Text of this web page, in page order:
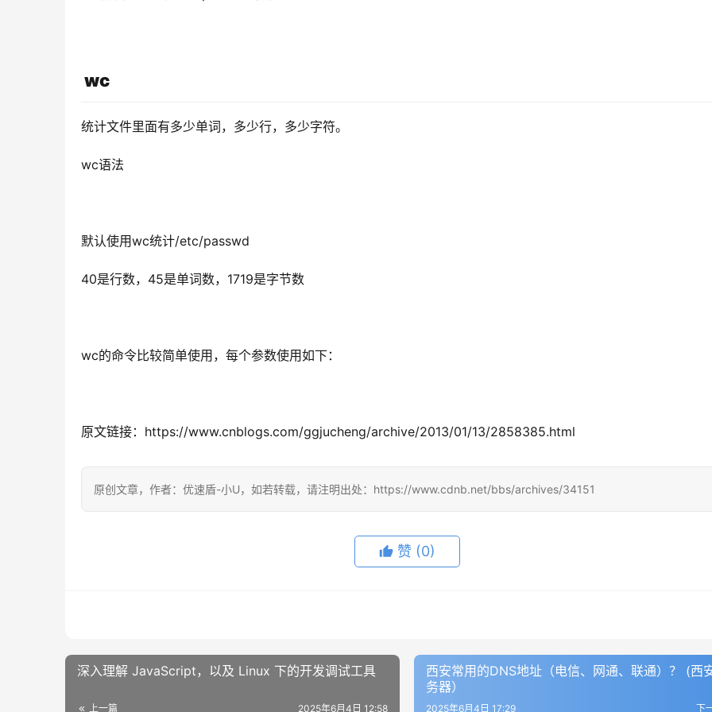
wc
统计文件里面有多少单词，多少行，多少字符。
wc语法
默认使用wc统计/etc/passwd
40是行数，45是单词数，1719是字节数
wc的命令比较简单使用，每个参数使用如下：
原文链接：https://www.cnblogs.com/ggjucheng/archive/2013/01/13/2858385.html
原创文章，作者：优速盾-小U，如若转载，请注明出处：https://www.cdnb.net/bbs/archives/34151
赞 (0)
深入理解 JavaScript，以及 Linux 下的开发调试工具
上一篇 2025年6月4日 12:58
西安常用的DNS地址（电信、网通、联通）？ (西
务器）
下
2025年6月4日 17:29